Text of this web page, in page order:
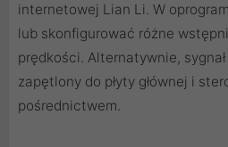
internetowej Lian Li. W
lub skonfigurować różne
prędkości. Alternatywnie,
zapętlony do płyty głównej i
pośrednictwem.